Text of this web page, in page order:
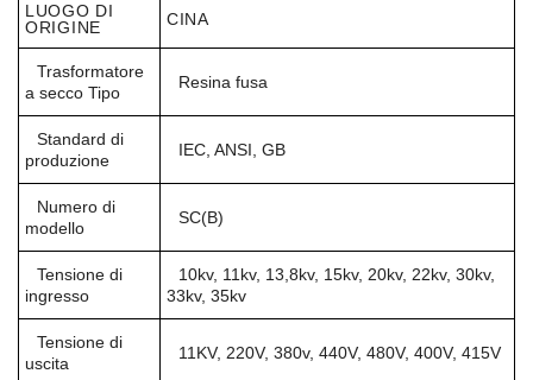
LUOGO DI
ORIGINE
CINA
Trasformatore
a secco Tipo
Resina fusa
Standard di
produzione
IEC, ANSI, GB
Numero di
modello
SC(B)
Tensione di
ingresso
10kv, 11kv, 13,8kv, 15kv, 20kv, 22kv, 30kv,
33kv, 35kv
Tensione di
uscita
11KV, 220V, 380v, 440V, 480V, 400V, 415V